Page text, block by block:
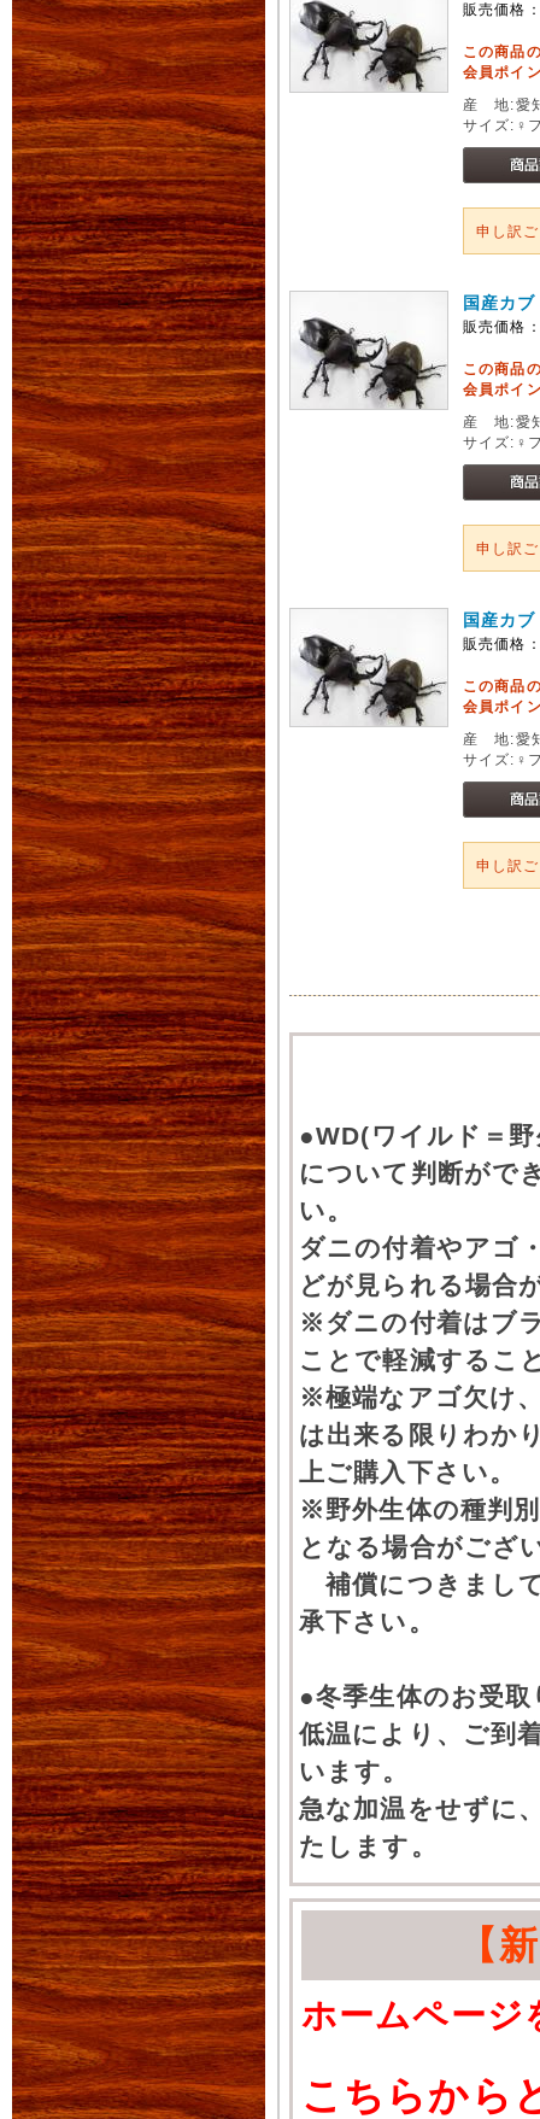
販売価格
この商品
会員ポイ
産 地:愛
サイズ:♀
申し訳
国産カ
販売価格
この商品
会員ポイ
産 地:愛
サイズ:♀
申し訳
国産カ
販売価格
この商品
会員ポイ
産 地:愛
サイズ:♀
申し訳
●WD(ワイルド＝
について判断がで
い。
ダニの付着やアゴ
どが見られる場合
※ダニの付着はブ
ことで軽減するこ
※極端なアゴ欠け
は出来る限りわか
上ご購入下さい。
※野外生体の種判
となる場合がござ
補償につきまし
承下さい。
●冬季生体のお受
低温により、ご到
います。
急な加温をせずに
たします。
【
ホームページ
こちらから